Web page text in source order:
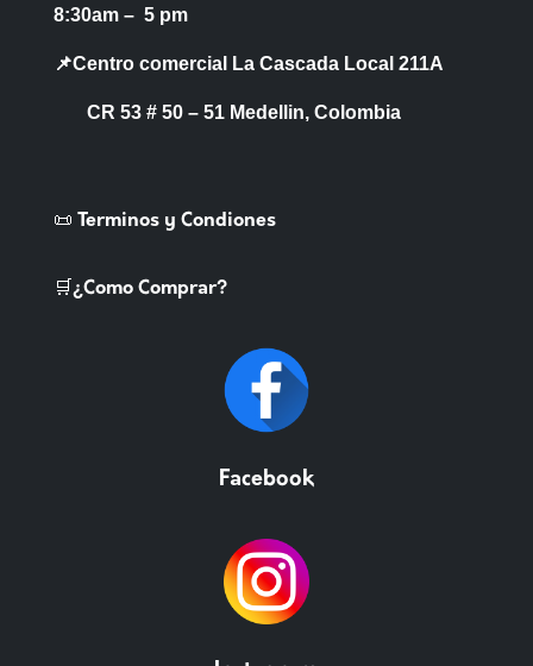
8:30am – 5 pm
📌Centro comercial La Cascada Local 211A
CR 53 # 50 – 51 Medellin, Colombia
📜 Terminos y Condiones
🛒¿Como Comprar?
Facebook